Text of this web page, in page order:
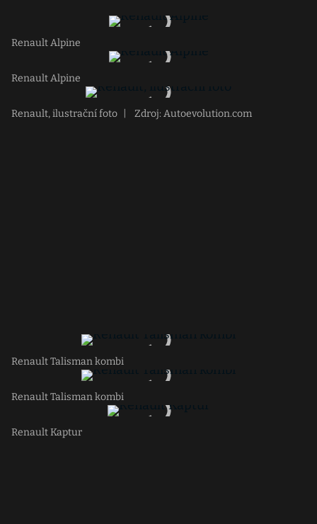
Renault Alpine
Renault Alpine
Renault, ilustrační foto Zdroj: Autoevolution.com
Renault Talisman kombi
Renault Talisman kombi
Renault Kaptur